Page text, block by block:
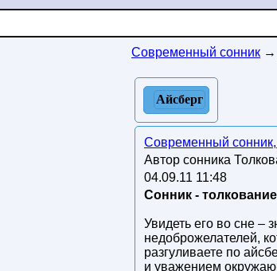
Современный сонник →
Айсберг
Современный
Автор сонника
04.09.11 11:48
Сонник -
Увидеть его во сне –
недоброжелателей,
разгуливаете по
и уважением